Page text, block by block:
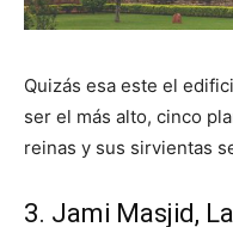
Quizás esa este el
ser el más alto, cinco
reinas y sus sirvientas
3. Jami Masjid,